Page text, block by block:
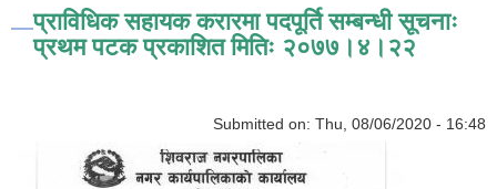
प्राविधिक सहायक करारमा पदपूर्ति सम्बन्धी सूचनाः
प्रथम पटक प्रकाशित मितिः २०७७।४।२२
Submitted on: Thu, 08/06/2020 - 16:48